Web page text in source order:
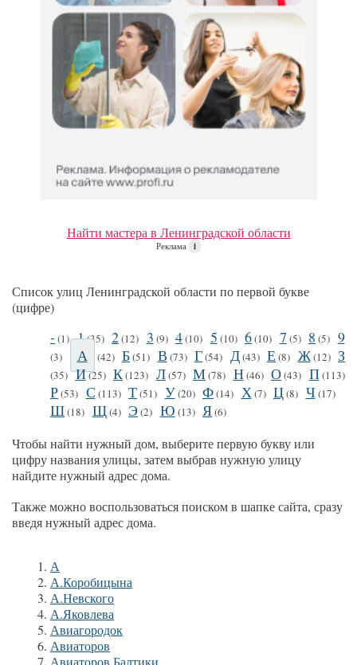
Найти мастера в Ленинградской области
Реклама i
Список улиц Ленинградской области по первой букве
(цифре)
-(1) 1(35) 2(12) 3 (9) 4(10) 5 (10) 6(10) 7 (5) 8 (5) 9
(3) А (42) Б(51) В (73) Г(54) Д(43) Е (8) Ж(12) З
(35) И(25) К(123) Л(57) М(78) Н(46) О(43) П(113)
Р(53) С (113) Т(51) У(20) Ф(14) Х (7) Ц(8) Ч (17)
Ш(18) Щ(4) Э(2) Ю (13) Я(6)
Чтобы найти нужный дом, выберите первую букву или
цифру названия улицы, затем выбрав нужную улицу
найдите нужный адрес дома.
Также можно воспользоваться поиском в шапке сайта, сразу
введя нужный адрес дома.
А
А.Коробицына
А.Невского
А.Яковлева
Авиагородок
Авиаторов
Авиаторов Балтики